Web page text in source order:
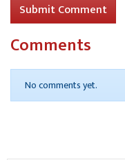
Submit Comment
Comments
No comments yet.